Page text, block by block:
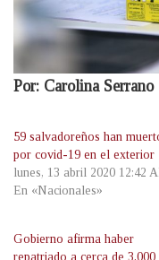
Por: Carolina Serrano
59 salvadoreños han
por covid-19 en el exterior
lunes, 13 abril 2020 12:42
En «Nacionales»
Gobierno afirma haber
repatriado a cerca de 3,000